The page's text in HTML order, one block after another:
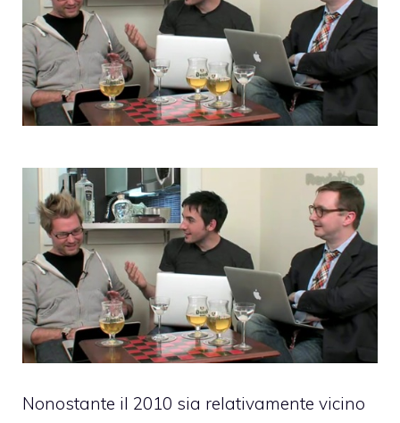
Nonostante il 2010 sia relativamente vicino